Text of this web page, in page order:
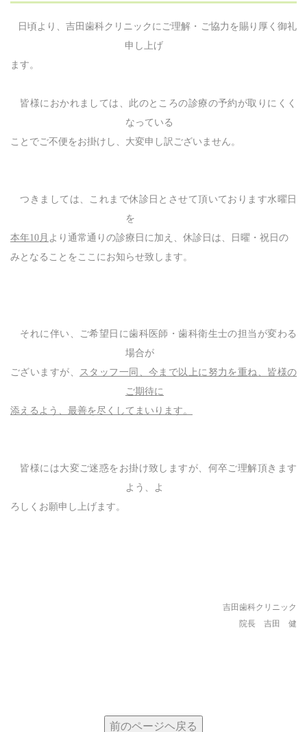
日頃より、吉田歯科クリニックにご理解・ご協力を賜り厚く御礼
申し上げ
ます。
皆様におかれましては、此のところの診療の予約が取りにくく
なっている
ことでご不便をお掛けし、大変申し訳ございません。
つきましては、これまで休診日とさせて頂いております水曜日
を
本年10月 より通常通りの診療日に加え、休診日は、日曜・祝日の
みとなることをここにお知らせ致します。
それに伴い、ご希望日に歯科医師・歯科衛生士の担当が変わる
場合が
ございますが、 スタッフ一同、今まで以上に努力を重ね、皆様の
ご期待に
添えるよう、最善を尽くしてまいります。
皆様には大変ご迷惑をお掛け致しますが、何卒ご理解頂きます
よう、よ
ろしくお願申し上げます。
吉田歯科クリニック
院長 吉田 健